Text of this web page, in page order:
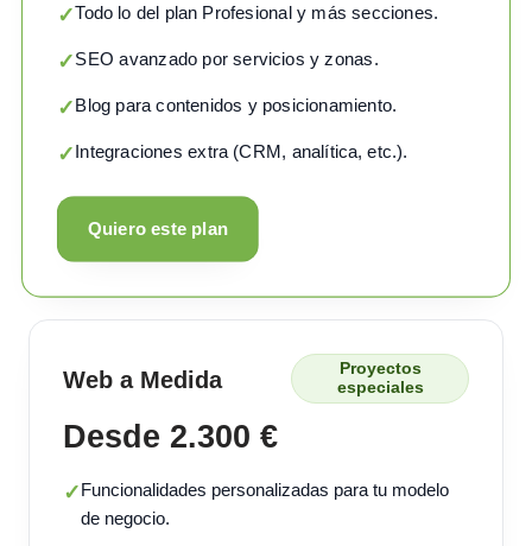
✓Todo lo del plan Profesional y más secciones.
✓SEO avanzado por servicios y zonas.
✓Blog para contenidos y posicionamiento.
✓Integraciones extra (CRM, analítica, etc.).
Quiero este plan
Web a Medida
Proyectos
especiales
Desde 2.300 €
✓Funcionalidades personalizadas para tu modelo
de negocio.